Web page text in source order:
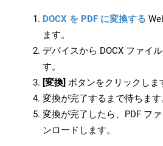
DOCX を PDF に変換する
ます。
デバイスから DOCX ファイ
す。
[変換] ボタンをクリックしま
変換が完了するまで待ちます
変換が完了したら、PDF フ
ンロードします。